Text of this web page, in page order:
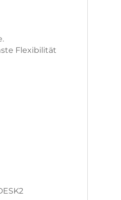
Flexibilität